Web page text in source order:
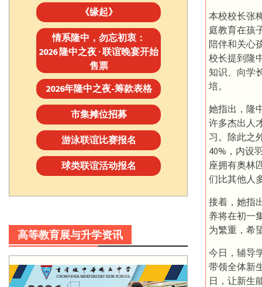
本校校长张
庭教育在孩
陪伴和关心
校长提到隆
知识、向学
培。
她指出，隆
许多杰出人
习。除此之
40%，内设
座拥有奥林
们比其他人
接着，她指
养将在初一
为繁重，希
今日，辅导
带领全体新
日，让新生
《缘起》
情系隆中，勿忘初衷：
2026 隆中之夜 · 联谊晚宴开始
售票
2026年隆中之夜-筹款表格
市集摊位招募
游泳联谊比赛报名
球类联谊活动报名
高等教育展与升学资讯